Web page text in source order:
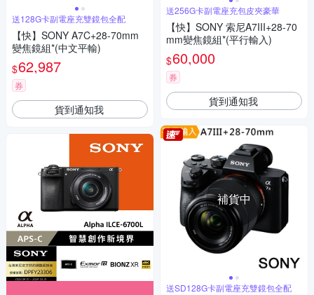
送128G卡副電座充雙鏡包全配
【快】SONY A7C+28-70mm
變焦鏡組*(中文平輸)
$62,987
券
貨到通知我
送256G卡副電座充包皮夾豪華
【快】SONY 索尼A7III+28-70
mm變焦鏡組*(平行輸入)
$60,000
券
貨到通知我
補貨中
送SD128G卡副電座充雙鏡包全配